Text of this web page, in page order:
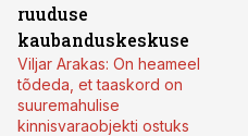
ruuduse
kaubanduskeskuse
Viljar Arakas: On heameel
tõdeda, et taaskord on
suuremahulise
kinnisvaraobjekti ostuks